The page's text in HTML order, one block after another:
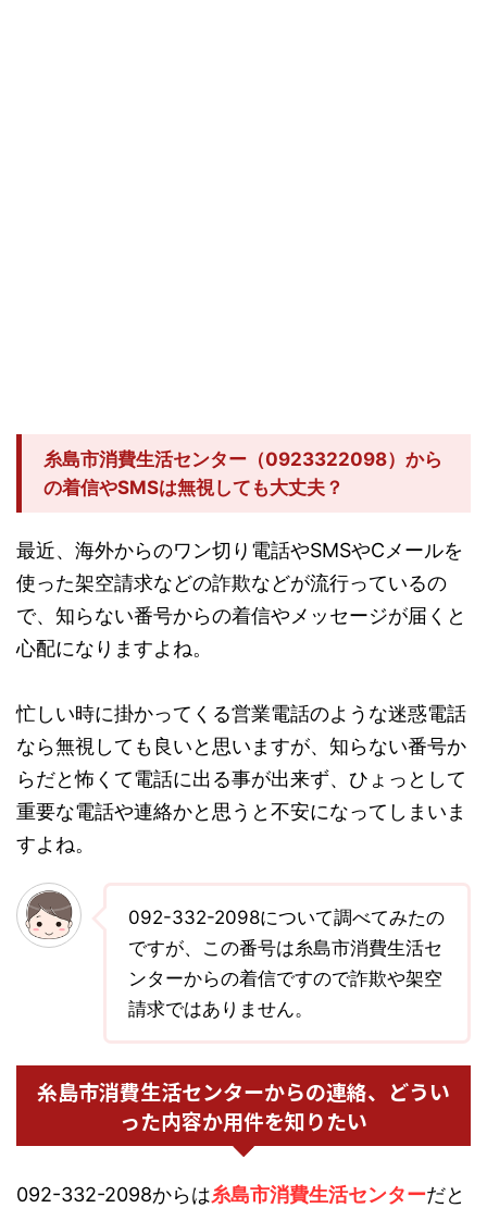
糸島市消費生活センター（0923322098）から
の着信やSMSは無視しても大丈夫？
最近、海外からのワン切り電話やSMSやCメールを
使った架空請求などの詐欺などが流行っているの
で、知らない番号からの着信やメッセージが届くと
心配になりますよね。
忙しい時に掛かってくる営業電話のような迷惑電話
なら無視しても良いと思いますが、知らない番号か
らだと怖くて電話に出る事が出来ず、ひょっとして
重要な電話や連絡かと思うと不安になってしまいま
すよね。
092-332-2098について調べてみたの
ですが、この番号は糸島市消費生活セ
ンターからの着信ですので詐欺や架空
請求ではありません。
糸島市消費生活センターからの連絡、どうい
った内容か用件を知りたい
092-332-2098からは糸島市消費生活センターだと